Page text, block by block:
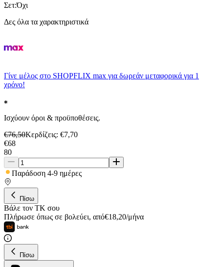
Σετ:Όχι
Δες όλα τα χαρακτηριστικά
Γίνε μέλος στο SHOPFLIX max για δωρεάν μεταφορικά για 1
χρόνο!
Ισχύουν όροι & προϋποθέσεις.
€76,50Κερδίζεις: €7,70
€68
80
Παράδοση 4-9 ημέρες
Πίσω
Βάλε τον ΤΚ σου
Πλήρωσε όπως σε βολεύει, από€18,20/μήνα
Πίσω